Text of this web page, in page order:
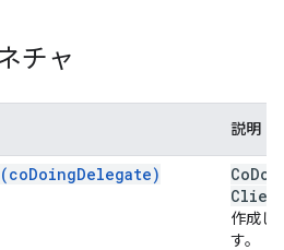
チャ
説明
Co
作成し
す。